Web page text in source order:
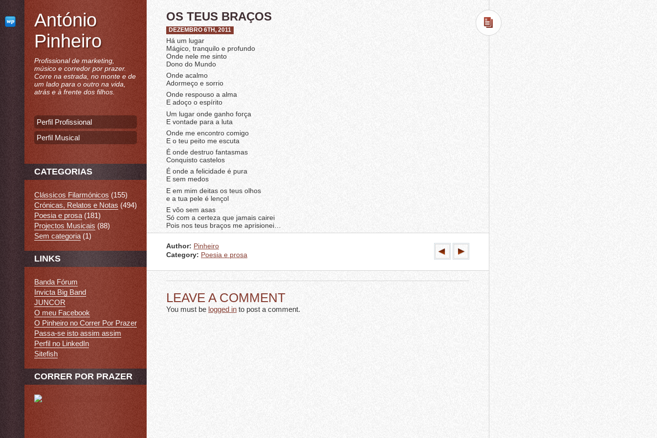
OS TEUS BRAÇOS
DEZEMBRO 6TH, 2011
Há um lugar
Mágico, tranquilo e profundo
Onde nele me sinto
Dono do Mundo
Onde acalmo
Adormeço e sorrio
Onde respouso a alma
E adoço o espírito
Um lugar onde ganho força
E vontade para a luta
Onde me encontro comigo
E o teu peito me escuta
É onde destruo fantasmas
Conquisto castelos
É onde a felicidade é pura
E sem medos
E em mim deitas os teus olhos
e a tua pele é lençol
E vôo sem asas
Só com a certeza que jamais cairei
Pois nos teus braços me aprisionei…
Author: Pinheiro
Category: Poesia e prosa
LEAVE A COMMENT
You must be logged in to post a comment.
António
Pinheiro
Profissional de marketing,
músico e corredor por prazer.
Corre na estrada, no monte e de
um lado para o outro na vida,
atrás e à frente dos filhos.
Perfil Profissional
Perfil Musical
CATEGORIAS
Clássicos Filarmónicos (155)
Crónicas, Relatos e Notas (494)
Poesia e prosa (181)
Projectos Musicais (88)
Sem categoria (1)
LINKS
Banda Fórum
Invicta Big Band
JUNCOR
O meu Facebook
O Pinheiro no Correr Por Prazer
Passa-se isto assim assim
Perfil no LinkedIn
Sitefish
CORRER POR PRAZER